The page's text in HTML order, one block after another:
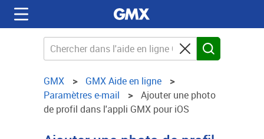
GMX
GMX Aide en ligne
Paramètres e-mail
Ajouter une photo
de profil dans l'appli GMX pour iOS